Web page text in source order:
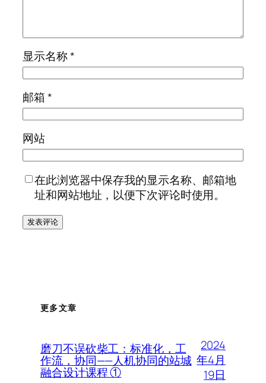
显示名称*
邮箱*
网站
在此浏览器中保存我的显示名称、邮箱地
址和网站地址，以便下次评论时使用。
更多文章
磨刀不误砍柴工：标准化，工
作流，协同——人机协同的站城
融合设计课程 ①
2024
年4月
19日